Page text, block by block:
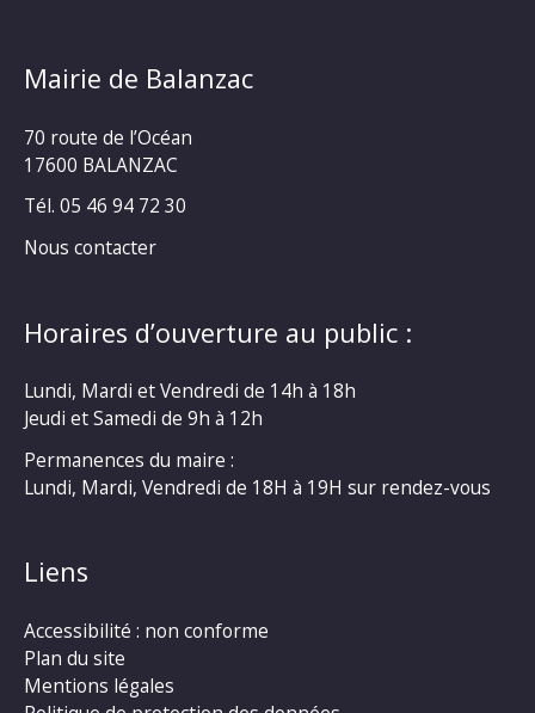
Mairie de Balanzac
70 route de l’Océan
17600 BALANZAC
Tél. 05 46 94 72 30
Nous contacter
Horaires d’ouverture au public :
Lundi, Mardi et Vendredi de 14h à 18h
Jeudi et Samedi de 9h à 12h
Permanences du maire :
Lundi, Mardi, Vendredi de 18H à 19H sur rendez-vous
Liens
Accessibilité : non conforme
Plan du site
Mentions légales